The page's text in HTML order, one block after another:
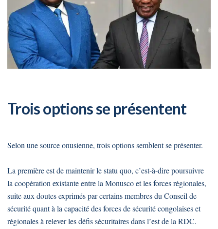
Trois options se présentent
Selon une source onusienne, trois options semblent se présenter.
La première est de maintenir le statu quo, c’est-à-dire poursuivre
la coopération existante entre la Monusco et les forces régionales,
suite aux doutes exprimés par certains membres du Conseil de
sécurité quant à la capacité des forces de sécurité congolaises et
régionales à relever les défis sécuritaires dans l’est de la RDC.